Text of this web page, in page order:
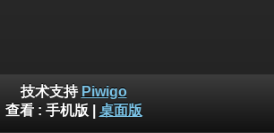
技术支持 Piwigo
查看 : 手机版 桌面版